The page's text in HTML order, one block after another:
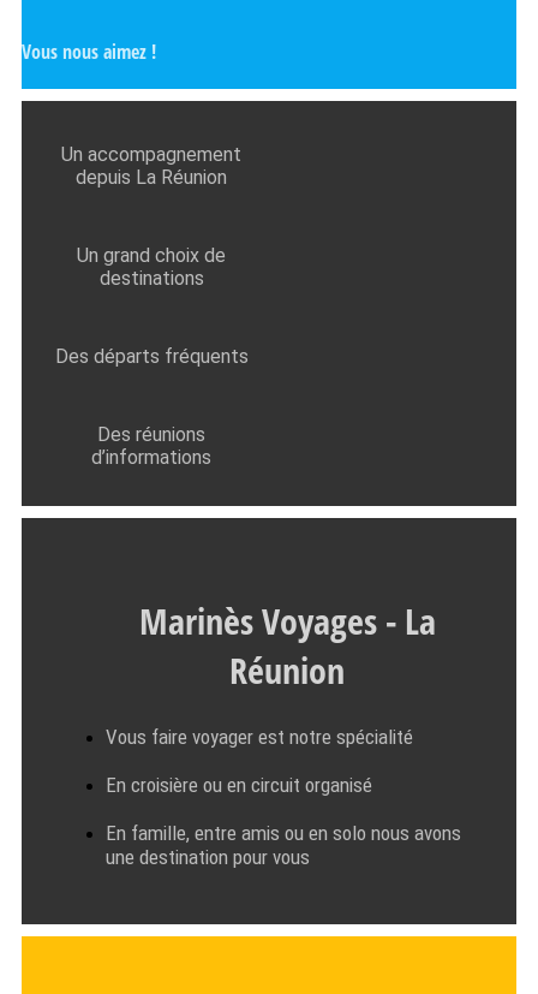
Vous nous aimez !
Un accompagnement
depuis La Réunion
Un grand choix de
destinations
Des départs fréquents
Des réunions
d’informations
Marinès Voyages - La
Réunion
Vous faire voyager est notre spécialité
En croisière ou en circuit organisé
En famille, entre amis ou en solo nous avons
une destination pour vous